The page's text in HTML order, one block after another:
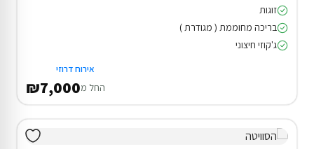
זוגות
בריכה מחוממת ( מגודרת )
ג'קוזי חיצוני
אירוח דרוזי
החל מ₪7,000